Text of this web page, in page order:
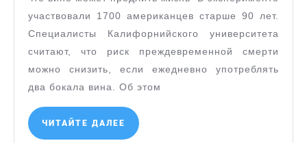
может
продлить
жизнь
участвовали 1700 американцев старше 90 лет.
Специалисты Калифорнийского университета
считают, что риск преждевременной смерти
можно снизить, если ежедневно употреблять
два бокала вина. Об этом
ЧИТАЙТЕ ДАЛЕЕ ЧИТАЙТЕ
ДАЛЕЕ